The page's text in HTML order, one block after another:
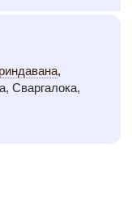
,
Сваргалока,